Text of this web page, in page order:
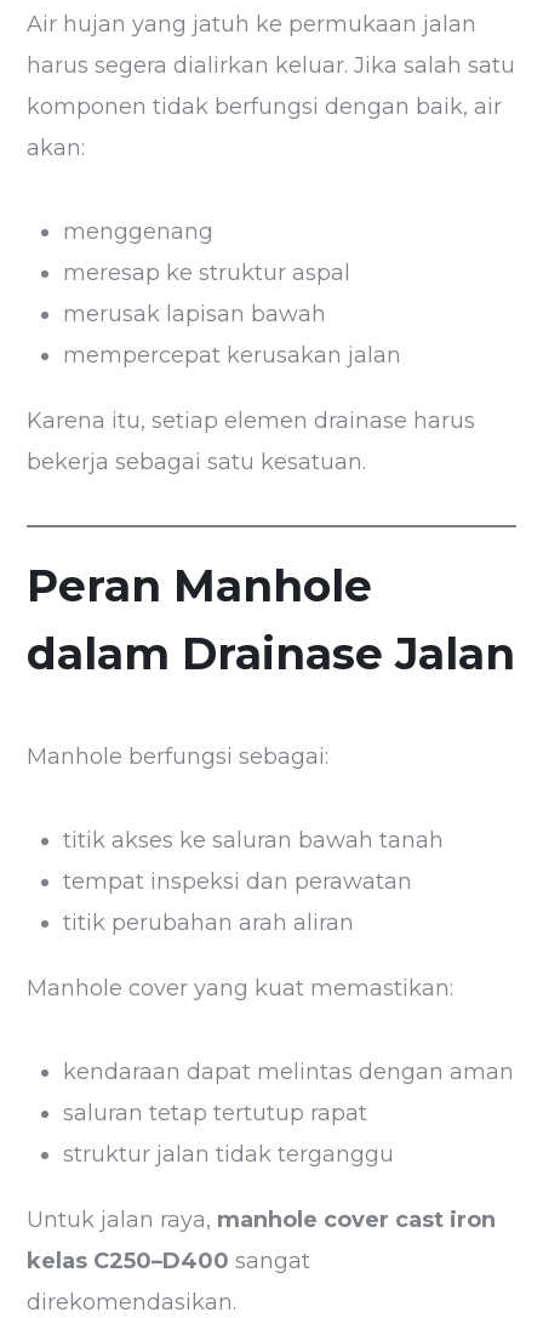
Air hujan yang jatuh ke permukaan jalan
harus segera dialirkan keluar. Jika salah satu
komponen tidak berfungsi dengan baik, air
akan:
menggenang
meresap ke struktur aspal
merusak lapisan bawah
mempercepat kerusakan jalan
Karena itu, setiap elemen drainase harus
bekerja sebagai satu kesatuan.
Peran Manhole
dalam Drainase Jalan
Manhole berfungsi sebagai:
titik akses ke saluran bawah tanah
tempat inspeksi dan perawatan
titik perubahan arah aliran
Manhole cover yang kuat memastikan:
kendaraan dapat melintas dengan aman
saluran tetap tertutup rapat
struktur jalan tidak terganggu
Untuk jalan raya, manhole cover cast iron
kelas C250–D400 sangat
direkomendasikan.